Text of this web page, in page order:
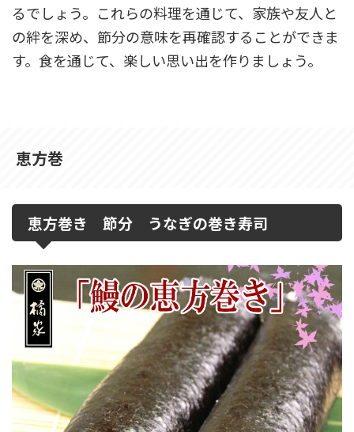
るでしょう。これらの料理を通じて、家族や友人と
の絆を深め、節分の意味を再確認することができま
す。食を通じて、楽しい思い出を作りましょう。
恵方巻
恵方巻き 節分 うなぎの巻き寿司